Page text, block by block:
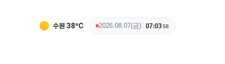
수원 38ºC 2026.08.07(금) 07:0359